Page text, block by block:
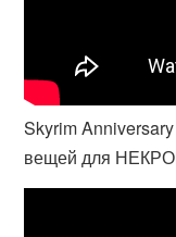
Skyrim
вещей для